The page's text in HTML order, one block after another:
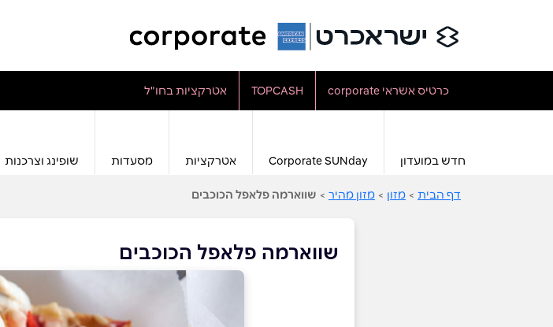
כרטיס אשראי corporate TOPCASH אטרקציות בחו"ל
חדש במועדון Corporate SUNday אטרקציות מסעדות שופינג וצרכנות
דף הבית > מזון > מזון מהיר > שווארמה פלאפל הכוכבים
שווארמה פלאפל הכוכבים